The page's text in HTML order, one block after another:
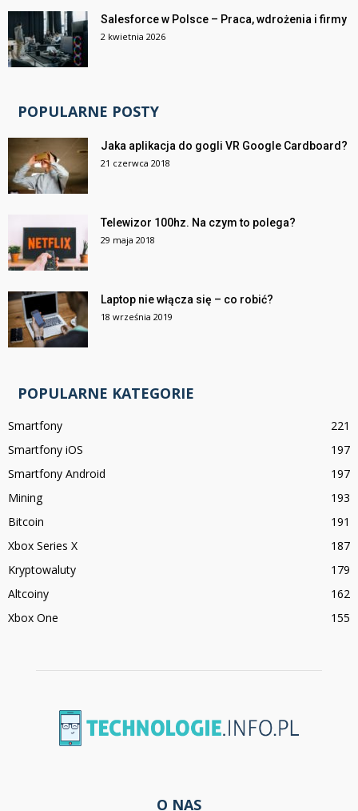
Salesforce w Polsce – Praca, wdrożenia i firmy
2 kwietnia 2026
POPULARNE POSTY
Jaka aplikacja do gogli VR Google Cardboard?
21 czerwca 2018
Telewizor 100hz. Na czym to polega?
29 maja 2018
Laptop nie włącza się – co robić?
18 września 2019
POPULARNE KATEGORIE
Smartfony
221
Smartfony iOS
197
Smartfony Android
197
Mining
193
Bitcoin
191
Xbox Series X
187
Kryptowaluty
179
Altcoiny
162
Xbox One
155
O NAS